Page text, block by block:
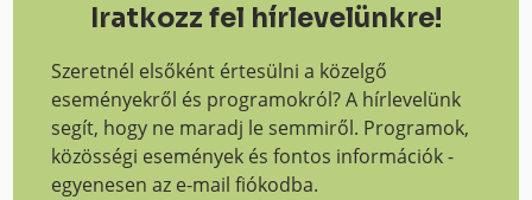
Iratkozz fel hírlevelünkre!
Szeretnél elsőként értesülni a közelgő
eseményekről és programokról? A hírlevelünk
segít, hogy ne maradj le semmiről. Programok,
közösségi események és fontos információk -
egyenesen az e-mail fiókodba.